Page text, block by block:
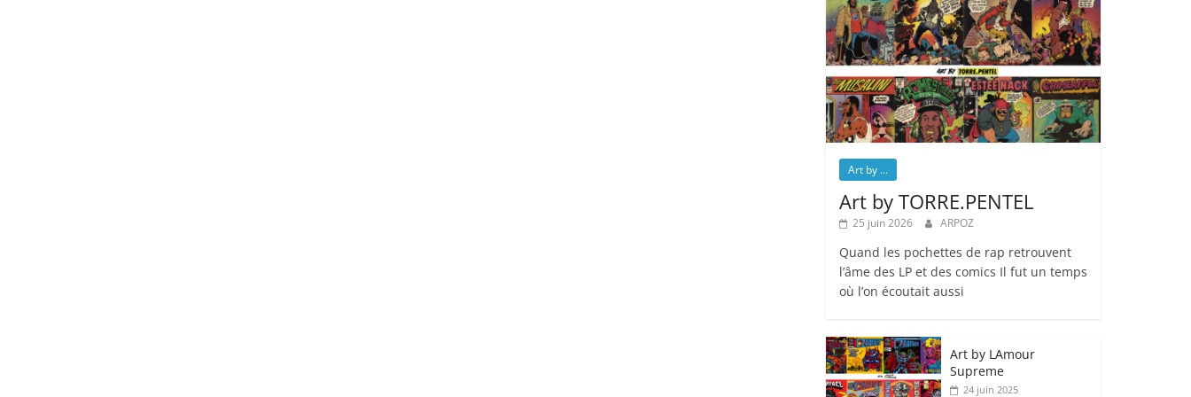
Art by ...
Art by TORRE.PENTEL
25 juin 2026 ARPOZ
Quand les pochettes de rap retrouvent
l’âme des LP et des comics Il fut un temps
où l’on écoutait aussi
Art by LAmour
Supreme
24 juin 2025